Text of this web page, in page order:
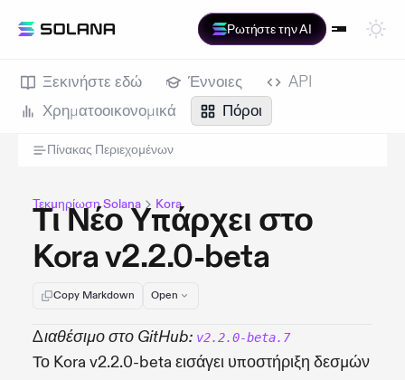
Ρωτήστε την AI
Ξεκινήστε εδώ Έννοιες
API
Χρηματοοικονομικά
Πόροι
Πίνακας Περιεχομένων
Τεκμηρίωση Solana Kora
Τι Νέο Υπάρχει στο
Kora v2.2.0-beta
Copy Markdown Open
Διαθέσιμο στο GitHub: v2.2.0-beta.7
Το Kora v2.2.0-beta εισάγει υποστήριξη δεσμών